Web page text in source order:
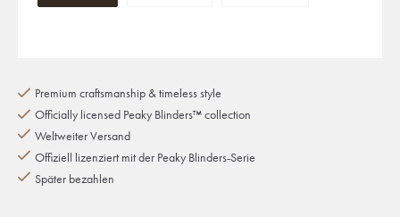
Premium craftsmanship & timeless style
Officially licensed Peaky Blinders™ collection
Weltweiter Versand
Offiziell lizenziert mit der Peaky Blinders-Serie
Später bezahlen